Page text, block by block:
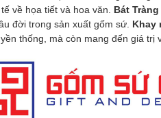
về họa tiết và hoa văn. Bát Tràng
đời trong sản xuất gốm sứ. Khay
thống, mà còn mang đến giá trị